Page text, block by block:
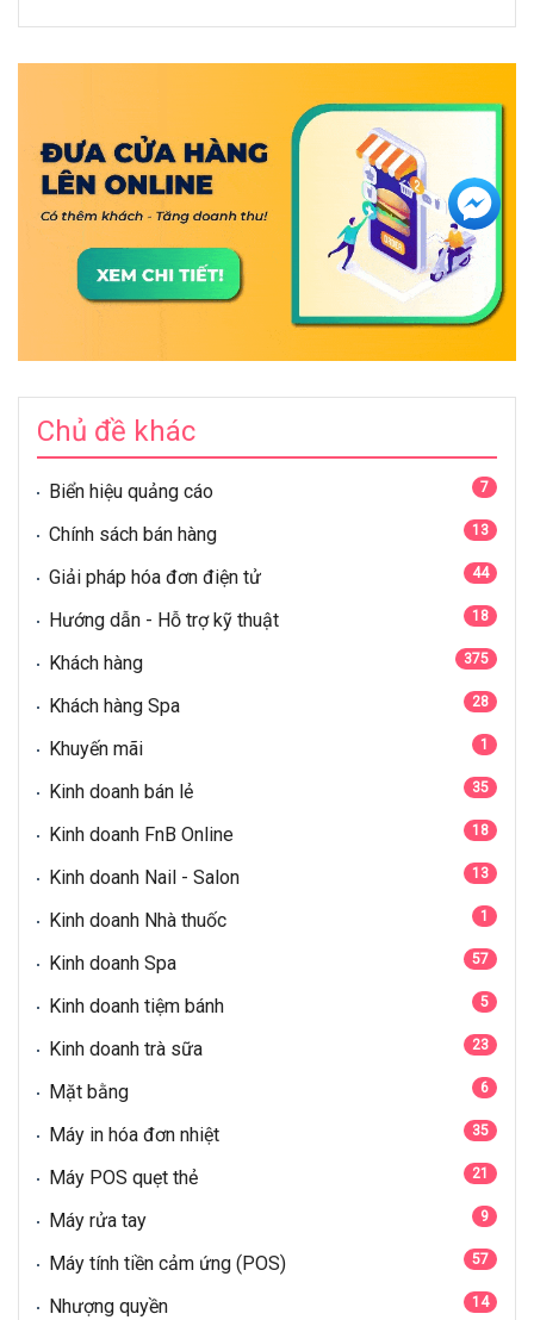
Chủ đề khác
Biển hiệu quảng cáo 7
Chính sách bán hàng 13
Giải pháp hóa đơn điện tử 44
Hướng dẫn - Hỗ trợ kỹ thuật 18
Khách hàng 375
Khách hàng Spa 28
Khuyến mãi 1
Kinh doanh bán lẻ 35
Kinh doanh FnB Online 18
Kinh doanh Nail - Salon 13
Kinh doanh Nhà thuốc 1
Kinh doanh Spa 57
Kinh doanh tiệm bánh 5
Kinh doanh trà sữa 23
Mặt bằng 6
Máy in hóa đơn nhiệt 35
Máy POS quẹt thẻ 21
Máy rửa tay 9
Máy tính tiền cảm ứng (POS) 57
Nhượng quyền 14